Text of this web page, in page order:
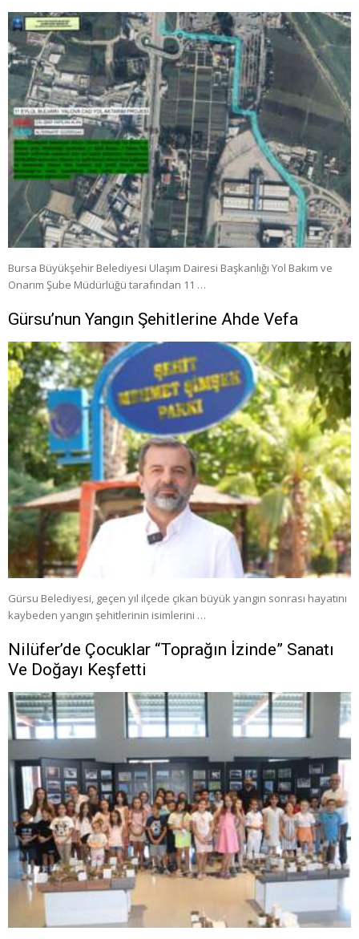
Bursa Büyükşehir Belediyesi Ulaşım Dairesi Başkanlığı Yol Bakım ve
Onarım Şube Müdürlüğü tarafından 11 …
Gürsu’nun Yangın Şehitlerine Ahde Vefa
Gürsu Belediyesi, geçen yıl ilçede çıkan büyük yangın sonrası hayatını
kaybeden yangın şehitlerinin isimlerini …
Nilüfer’de Çocuklar “Toprağın İzinde” Sanatı
Ve Doğayı Keşfetti